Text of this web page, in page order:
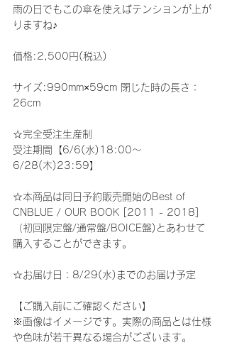
雨の日でもこの傘を使えばテンションが上が
りますね♪
価格:2,500円(税込)
サイズ:990mm×59cm 閉じた時の長さ：
26cm
☆完全受注生産制
受注期間【6/6(水)18:00～
6/28(木)23:59】
☆本商品は同日予約販売開始のBest of
CNBLUE / OUR BOOK [2011 - 2018]
（初回限定盤/通常盤/BOICE盤)とあわせて
購入することができます。
☆お届け日：8/29(水)までのお届け予定
【ご購入前にご確認ください】
※画像はイメージです。実際の商品とは仕様
や色味が若干異なる場合がございます。